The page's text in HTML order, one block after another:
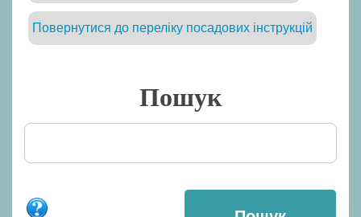
Повернутися до переліку посадових інструкцій
Пошук